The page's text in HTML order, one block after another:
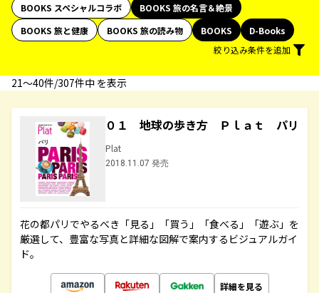
BOOKS スペシャルコラボ
BOOKS 旅の名言＆絶景
BOOKS 旅と健康
BOOKS 旅の読み物 BOOKS
D-Books
絞り込み条件を追加
21〜40件/307件中 を表示
０１ 地球の歩き方 Ｐｌａｔ パリ
Plat
2018.11.07 発売
花の都パリでやるべき「見る」「買う」「食べる」「遊ぶ」を
厳選して、豊富な写真と詳細な図解で案内するビジュアルガイ
ド。
詳細を見る